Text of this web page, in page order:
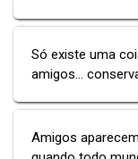
Só existe uma
amigos...
Amigos